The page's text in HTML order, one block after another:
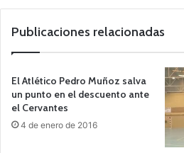
we
Publicaciones relacionadas
El Atlético Pedro Muñoz salva
un punto en el descuento ante
el Cervantes
4 de enero de 2016